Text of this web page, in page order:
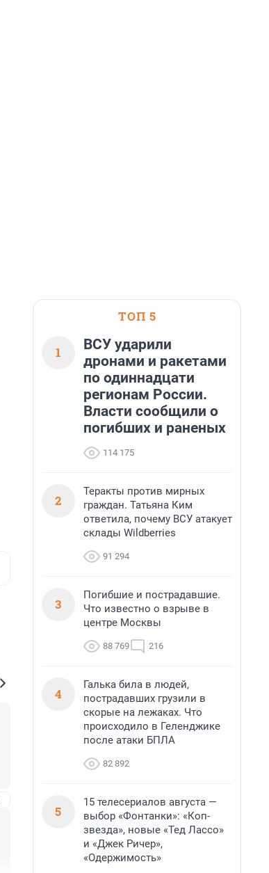
ТОП 5
1
ВСУ ударили
дронами и ракетами
по одиннадцати
регионам России.
Власти сообщили о
погибших и раненых
114 175
2
Теракты против мирных
граждан. Татьяна Ким
ответила, почему ВСУ атакует
склады Wildberries
91 294
3
Погибшие и пострадавшие.
Что известно о взрыве в
центре Москвы
88 769 216
4
Галька била в людей,
пострадавших грузили в
скорые на лежаках. Что
происходило в Геленджике
после атаки БПЛА
82 892
5
15 телесериалов августа —
выбор «Фонтанки»: «Коп-
звезда», новые «Тед Лассо»
и «Джек Ричер»,
«Одержимость»